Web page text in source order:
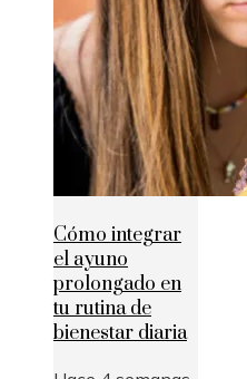
Cómo integrar
el ayuno
prolongado en
tu rutina de
bienestar diaria